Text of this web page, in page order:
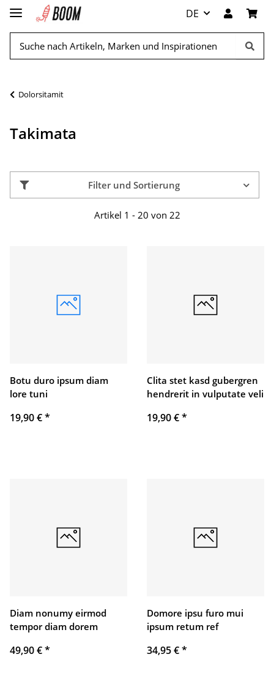
DE
Dolorsitamit
Takimata
Filter und Sortierung
Artikel 1 - 20 von 22
Botu duro ipsum diam
lore tuni
19,90 €*
Clita stet kasd gubergren
hendrerit in vulputate veli
19,90 €*
Diam nonumy eirmod
tempor diam dorem
49,90 €*
Domore ipsu furo mui
ipsum retum ref
34,95 €*